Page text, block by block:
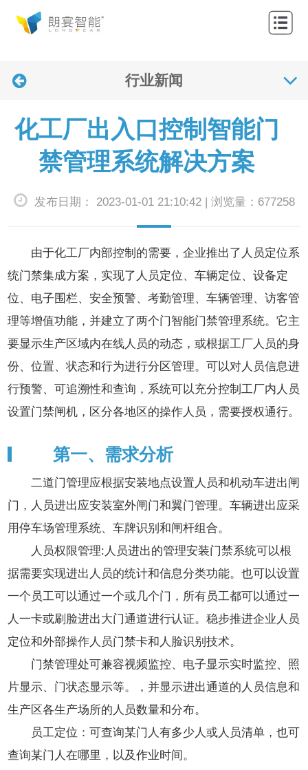
资
讯
行业新闻
化工厂出入口控制智能门
禁管理系统解决方案
发布日期： 2023-01-01 21:10:42 | 浏览量：677258
由于化工厂内部控制的需要，企业推出了人员定位系
统门禁集成方案，实现了人员定位、车辆定位、设备定
位、电子围栏、安全预警、考勤管理、车辆管理、访客管
理等增值功能，并建立了两个门智能门禁管理系统。它主
要显示生产区域内在线人员的动态，或根据工厂人员的身
份、位置、状态和行为进行分区管理。可以对人员信息进
行预警、可追溯性和查询，系统可以充分控制工厂内人员
设置门禁闸机，区分各地区的操作人员，需要授权通行。
第一、需求分析
二道门管理应根据安装地点设置人员和机动车进出闸
门，人员进出应安装室外闸门和翼门管理。车辆进出应采
用停车场管理系统、车牌识别和闸杆组合。
人员权限管理:人员进出的管理安装门禁系统可以根
据需要实现进出人员的统计和信息分类功能。也可以设置
一个员工可以通过一个或几个门，所有员工都可以通过一
人一卡或刷脸进出大门通道进行认证。稳步推进企业人员
定位和外部操作人员门禁卡和人脸识别技术。
门禁管理处可兼容视频监控、电子显示实时监控、照
片显示、门状态显示等。，并显示进出通道的人员信息和
生产区各生产场所的人员数量和分布。
员工定位：可查询某门人有多少人或人员清单，也可
查询某门人在哪里，以及作业时间。